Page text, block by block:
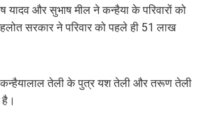
और सुभाष मील ने कन्हैया के परिवारों को
सरकार ने परिवार को पहले ही 51 लाख
तेली के पुत्र यश तेली और तरूण तेली